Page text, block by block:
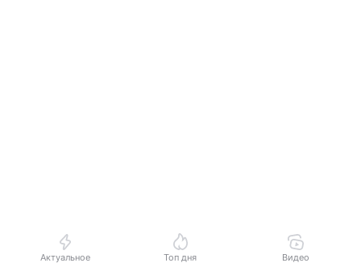
Актуальное Топ дня Видео